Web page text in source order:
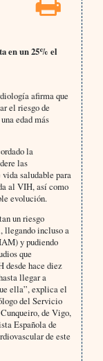
en un 25% el
afirma que
el riesgo de
edad más
la
las
saludable para
al VIH, así como
evolución.
un riesgo
llegando incluso a
y pudiendo
que
desde hace diez
llegar a
ella”, explica el
del Servicio
de Vigo,
Española de
de este